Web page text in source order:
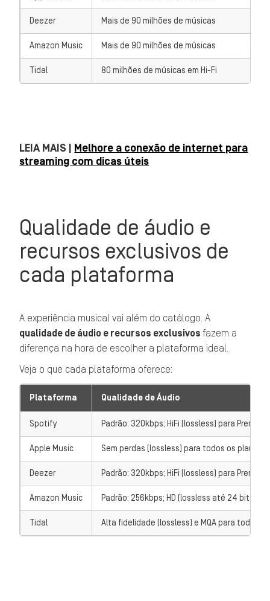
Deezer Mais de 90 milhões de músicas
Amazon Music Mais de 90 milhões de músicas
Tidal 80 milhões de músicas em Hi-Fi
LEIA MAIS |
Melhore a conexão de internet para
streaming com dicas úteis
Qualidade de áudio e
recursos exclusivos de
cada plataforma
A experiência musical vai além do catálogo. A
qualidade de áudio e recursos exclusivos fazem a
diferença na hora de escolher a plataforma ideal.
Veja o que cada plataforma oferece:
Plataforma Qualidade de Áudio
Spotify Padrão: 320kbps; HiFi (lossless) para Premium
Apple Music Sem perdas (lossless) para todos os planos
Deezer Padrão: 320kbps; HiFi (lossless) para Premium
Amazon Music Padrão: 256kbps; HD (lossless até 24 bits/
Tidal Alta fidelidade (lossless) e MQA para todos